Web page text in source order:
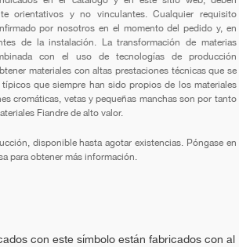
orientativos y no vinculantes. Cualquier requisito
por nosotros en el momento del pedido y, en
de la instalación. La transformación de materias
con el uso de tecnologías de producción
materiales con altas prestaciones técnicas que se
que siempre han sido propios de los materiales
cromáticas, vetas y pequeñas manchas son por tanto
Fiandre de alto valor.
disponible hasta agotar existencias. Póngase en
para obtener más información.
con este símbolo están fabricados con al